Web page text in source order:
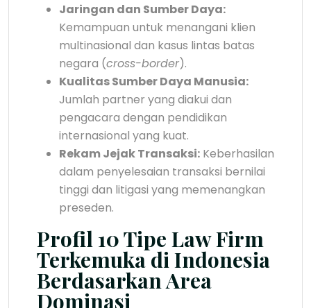
Jaringan dan Sumber Daya:
Kemampuan untuk menangani klien
multinasional dan kasus lintas batas
negara (cross-border).
Kualitas Sumber Daya Manusia:
Jumlah partner yang diakui dan
pengacara dengan pendidikan
internasional yang kuat.
Rekam Jejak Transaksi: Keberhasilan
dalam penyelesaian transaksi bernilai
tinggi dan litigasi yang memenangkan
preseden.
Profil 10 Tipe Law Firm
Terkemuka di Indonesia
Berdasarkan Area
Dominasi